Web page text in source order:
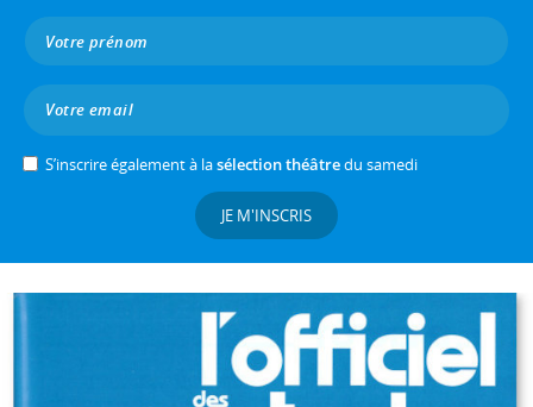
S’inscrire également à lasélection théâtredu samedi
JE M'INSCRIS